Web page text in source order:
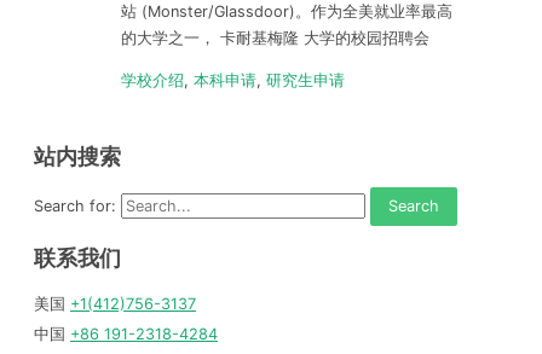
站 (Monster/Glassdoor)。作为全美就业率最高
的大学之一， 卡耐基梅隆 大学的校园招聘会
学校介绍, 本科申请, 研究生申请
站内搜索
Search for:
联系我们
美国 +1(412)756-3137
中国 +86 191-2318-4284